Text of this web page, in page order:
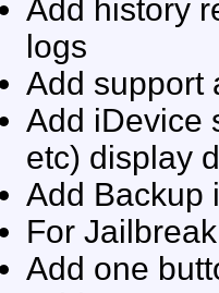
Add history
logs
Add support
Add iDevice
etc) display
Add Backup
For
Add one